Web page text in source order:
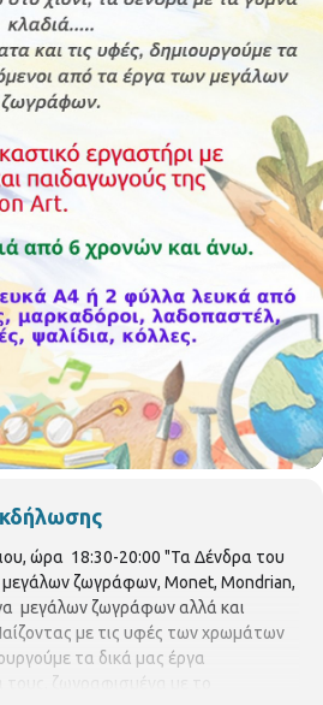
ώρα 18:30-20:00 "Τα Δένδρα του
μεγάλων ζωγράφων, Monet, Μondrian,
μεγάλων ζωγράφων αλλά και
με τις υφές των χρωμάτων
τα δικά μας έργα
τους, ζωγραφισμένα με το